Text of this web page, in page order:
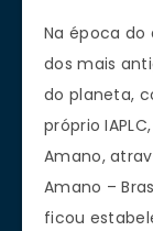
Na época do
dos mais
do planeta,
próprio
Amano,
Amano –
ficou